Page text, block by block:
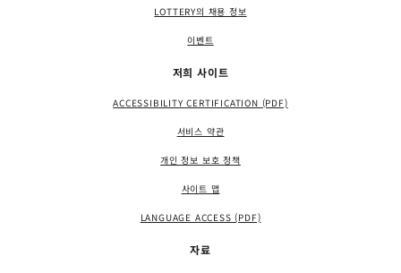
LOTTERY의 채용 정보
이벤트
저희 사이트
ACCESSIBILITY CERTIFICATION (PDF)
서비스 약관
개인 정보 보호 정책
사이트 맵
LANGUAGE ACCESS (PDF)
자료